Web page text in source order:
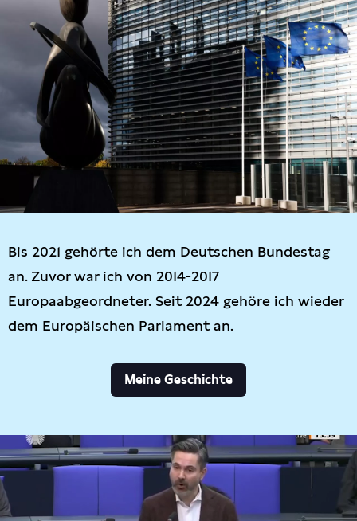
Bis 2021 gehörte ich dem Deutschen Bundestag
an. Zuvor war ich von 2014-2017
Europaabgeordneter. Seit 2024 gehöre ich wieder
dem Europäischen Parlament an.
Meine Geschichte